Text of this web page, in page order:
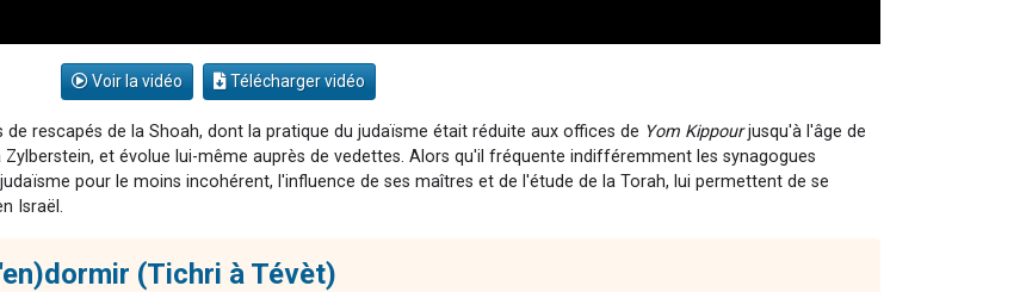
Voir la vidéo Télécharger vidéo
rescapés de la Shoah, dont la pratique du judaïsme était réduite aux offices de Yom Kippourjusqu'à l'âge de
Zylberstein, et évolue lui-même auprès de vedettes. Alors qu'il fréquente indifféremment les synagogues
pour le moins incohérent, l'influence de ses maîtres et de l'étude de la Torah, lui permettent de se
Israël.
(Tichri à Tévèt)